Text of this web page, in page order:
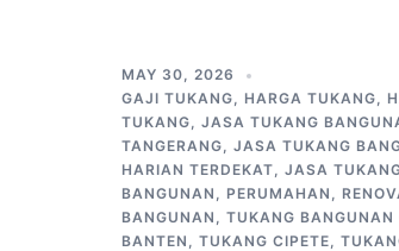
MAY 30, 2026
GAJI TUKANG, HARGA TUKANG,
TUKANG, JASA TUKANG
TANGERANG, JASA TUKANG
HARIAN TERDEKAT, JASA
BANGUNAN , PERUMAHAN ,
BANGUNAN , TUKANG BANGUNAN
BANTEN , TUKANG CIPETE,